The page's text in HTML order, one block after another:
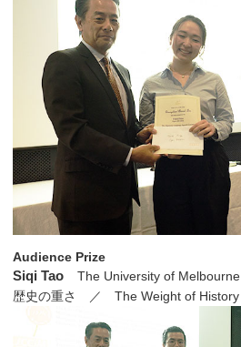
Audience Prize
Siqi Tao
The University of Melbourne
歴史の重さ ／ The Weight of History